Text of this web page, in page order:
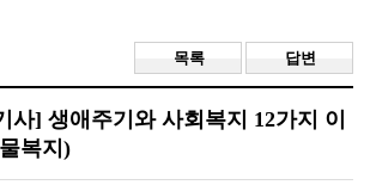
목록 답변
사] 생애주기와 사회복지 12가지 이
복지)